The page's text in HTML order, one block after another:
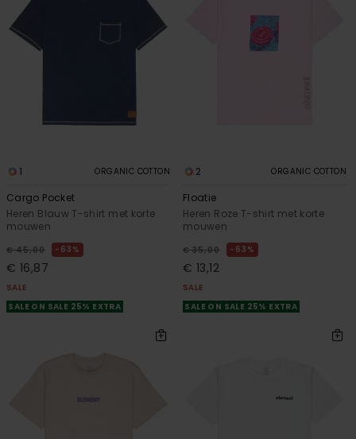
1 ORGANIC COTTON
Cargo Pocket
Heren Blauw T-shirt met korte
mouwen
€ 45,00 63%
€ 16,87
SALE
SALE ON SALE 25% EXTRA
2 ORGANIC COTTON
Floatie
Heren Roze T-shirt met korte
mouwen
€ 35,00 63%
€ 13,12
SALE
SALE ON SALE 25% EXTRA